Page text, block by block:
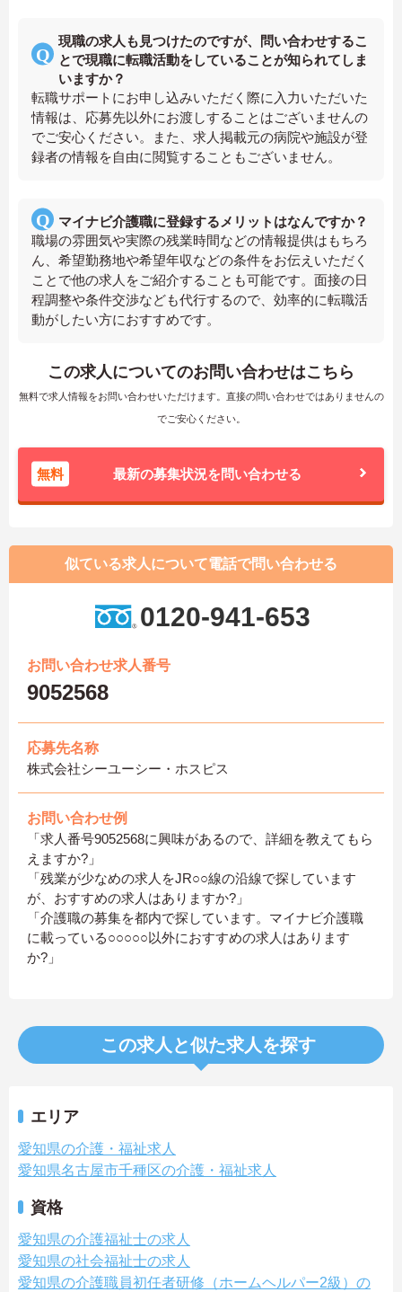
現職の求人も見つけたのですが、問い合わせするこ
とで現職に転職活動をしていることが知られてしま
いますか？
転職サポートにお申し込みいただく際に入力いただいた
情報は、応募先以外にお渡しすることはございませんの
でご安心ください。また、求人掲載元の病院や施設が登
録者の情報を自由に閲覧することもございません。
マイナビ介護職に登録するメリットはなんですか？
職場の雰囲気や実際の残業時間などの情報提供はもちろ
ん、希望勤務地や希望年収などの条件をお伝えいただく
ことで他の求人をご紹介することも可能です。面接の日
程調整や条件交渉なども代行するので、効率的に転職活
動がしたい方におすすめです。
この求人についてのお問い合わせはこちら
無料で求人情報をお問い合わせいただけます。直接の問い合わせではありませんの
でご安心ください。
無料 最新の募集状況を問い合わせる
似ている求人について電話で問い合わせる
0120-941-653
お問い合わせ求人番号
9052568
応募先名称
株式会社シーユーシー・ホスピス
お問い合わせ例
「求人番号9052568に興味があるので、詳細を教えてもら
えますか?」
「残業が少なめの求人をJR○○線の沿線で探しています
が、おすすめの求人はありますか?」
「介護職の募集を都内で探しています。マイナビ介護職
に載っている○○○○○以外におすすめの求人はあります
か?」
この求人と似た求人を探す
エリア
愛知県の介護・福祉求人
愛知県名古屋市千種区の介護・福祉求人
資格
愛知県の介護福祉士の求人
愛知県の社会福祉士の求人
愛知県の介護職員初任者研修（ホームヘルパー2級）の